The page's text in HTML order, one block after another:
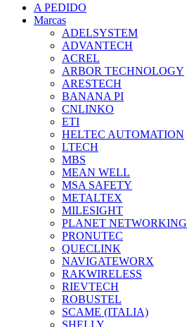
A PEDIDO
Marcas
ADELSYSTEM
ADVANTECH
ACREL
ARBOR TECHNOLOGY
ARESTECH
BANANA PI
CNLINKO
ETI
HELTEC AUTOMATION
LTECH
MBS
MEAN WELL
MSA SAFETY
METALTEX
MILESIGHT
PLANET NETWORKING
PRONUTEC
QUECLINK
NAVIGATEWORX
RAKWIRELESS
RIEVTECH
ROBUSTEL
SCAME (ITALIA)
SHELLY